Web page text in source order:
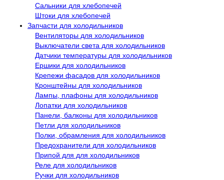
Сальники для хлебопечей
Штоки для хлебопечей
Запчасти для холодильников
Вентиляторы для холодильников
Выключатели света для холодильников
Датчики температуры для холодильников
Ершики для холодильников
Крепежи фасадов для холодильников
Кронштейны для холодильников
Лампы, плафоны для холодильников
Лопатки для холодильников
Панели, балконы для холодильников
Петли для холодильников
Полки, обрамления для холодильников
Предохранители для холодильников
Припой для для холодильников
Реле для холодильников
Ручки для холодильников